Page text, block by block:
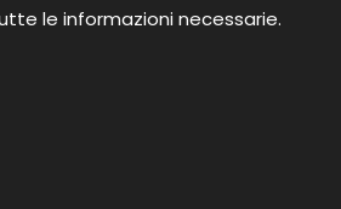
le informazioni necessarie.